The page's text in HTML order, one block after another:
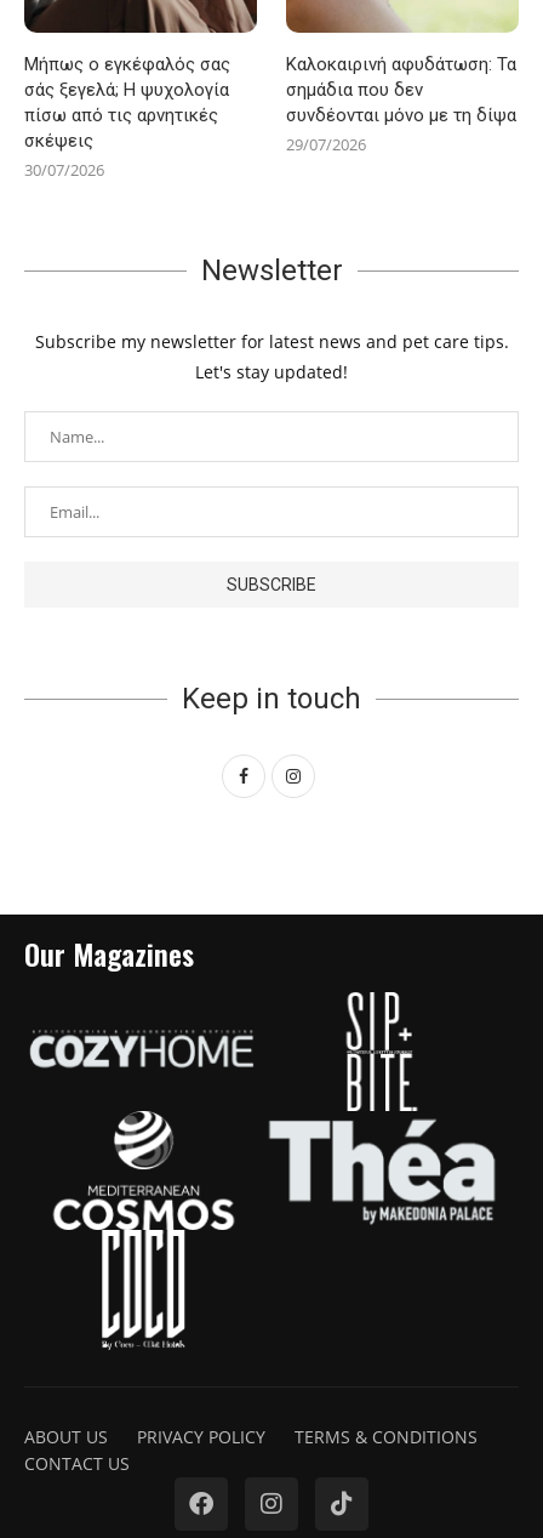
Μήπως ο εγκέφαλός σας
σάς ξεγελά; Η ψυχολογία
πίσω από τις αρνητικές
σκέψεις
30/07/2026
Καλοκαιρινή αφυδάτωση: Τα
σημάδια που δεν
συνδέονται μόνο με τη δίψα
29/07/2026
Newsletter
Subscribe my newsletter for latest news and pet care tips.
Let's stay updated!
Keep in touch
Our Magazines
ABOUT US PRIVACY POLICY
TERMS & CONDITIONS
CONTACT US